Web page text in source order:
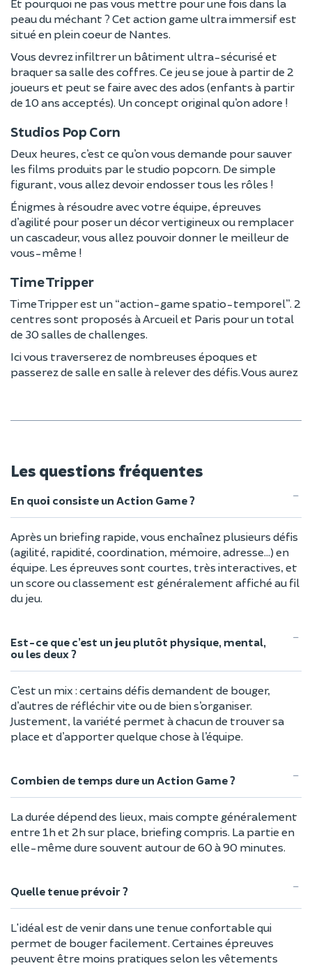
Et pourquoi ne pas vous mettre pour une fois dans la
peau du méchant ? Cet action game ultra immersif est
situé en plein coeur de Nantes.
Vous devrez infiltrer un bâtiment ultra-sécurisé et
braquer sa salle des coffres. Ce jeu se joue à partir de 2
joueurs et peut se faire avec des ados (enfants à partir
de 10 ans acceptés). Un concept original qu’on adore !
Studios Pop Corn
Deux heures, c’est ce qu’on vous demande pour sauver
les films produits par le studio popcorn. De simple
figurant, vous allez devoir endosser tous les rôles !
Énigmes à résoudre avec votre équipe, épreuves
d’agilité pour poser un décor vertigineux ou remplacer
un cascadeur, vous allez pouvoir donner le meilleur de
vous-même !
Time Tripper
Time Tripper est un “action-game spatio-temporel”. 2
centres sont proposés à Arcueil et Paris pour un total
de 30 salles de challenges.
Ici vous traverserez de nombreuses époques et
passerez de salle en salle à relever des défis. Vous aurez
Les questions fréquentes
En quoi consiste un Action Game ?
Après un briefing rapide, vous enchaînez plusieurs défis
(agilité, rapidité, coordination, mémoire, adresse…) en
équipe. Les épreuves sont courtes, très interactives, et
un score ou classement est généralement affiché au fil
du jeu.
Est-ce que c’est un jeu plutôt physique, mental,
ou les deux ?
C’est un mix : certains défis demandent de bouger,
d’autres de réfléchir vite ou de bien s’organiser.
Justement, la variété permet à chacun de trouver sa
place et d’apporter quelque chose à l’équipe.
Combien de temps dure un Action Game ?
La durée dépend des lieux, mais compte généralement
entre 1h et 2h sur place, briefing compris. La partie en
elle-même dure souvent autour de 60 à 90 minutes.
Quelle tenue prévoir ?
L'idéal est de venir dans une tenue confortable qui
permet de bouger facilement. Certaines épreuves
peuvent être moins pratiques selon les vêtements